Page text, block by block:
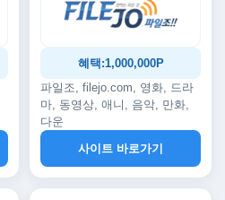
혜택:1,000,000P
파일조, filejo.com, 영화, 드라
마, 동영상, 애니, 음악, 만화,
다운
사이트 바로가기